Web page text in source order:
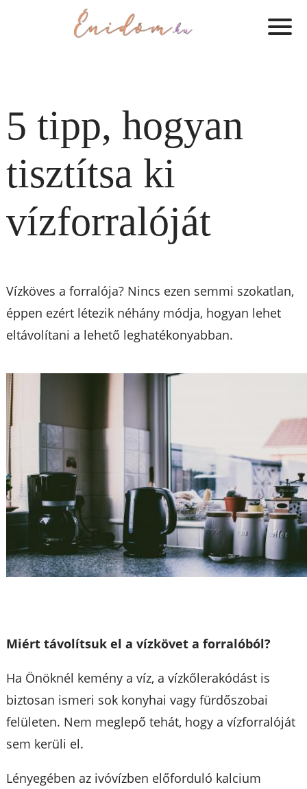
5 tipp, hogyan
tisztítsa ki
vízforralóját
Vízköves a forralója? Nincs ezen semmi szokatlan,
éppen ezért létezik néhány módja, hogyan lehet
eltávolítani a lehető leghatékonyabban.
Miért távolítsuk el a vízkövet a forralóból?
Ha Önöknél kemény a víz, a vízkőlerakódást is
biztosan ismeri sok konyhai vagy fürdőszobai
felületen. Nem meglepő tehát, hogy a vízforralóját
sem kerüli el.
Lényegében az ivóvízben előforduló kalcium